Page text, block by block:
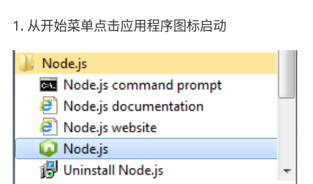
1. 从开始菜单点击应用程序图标启动